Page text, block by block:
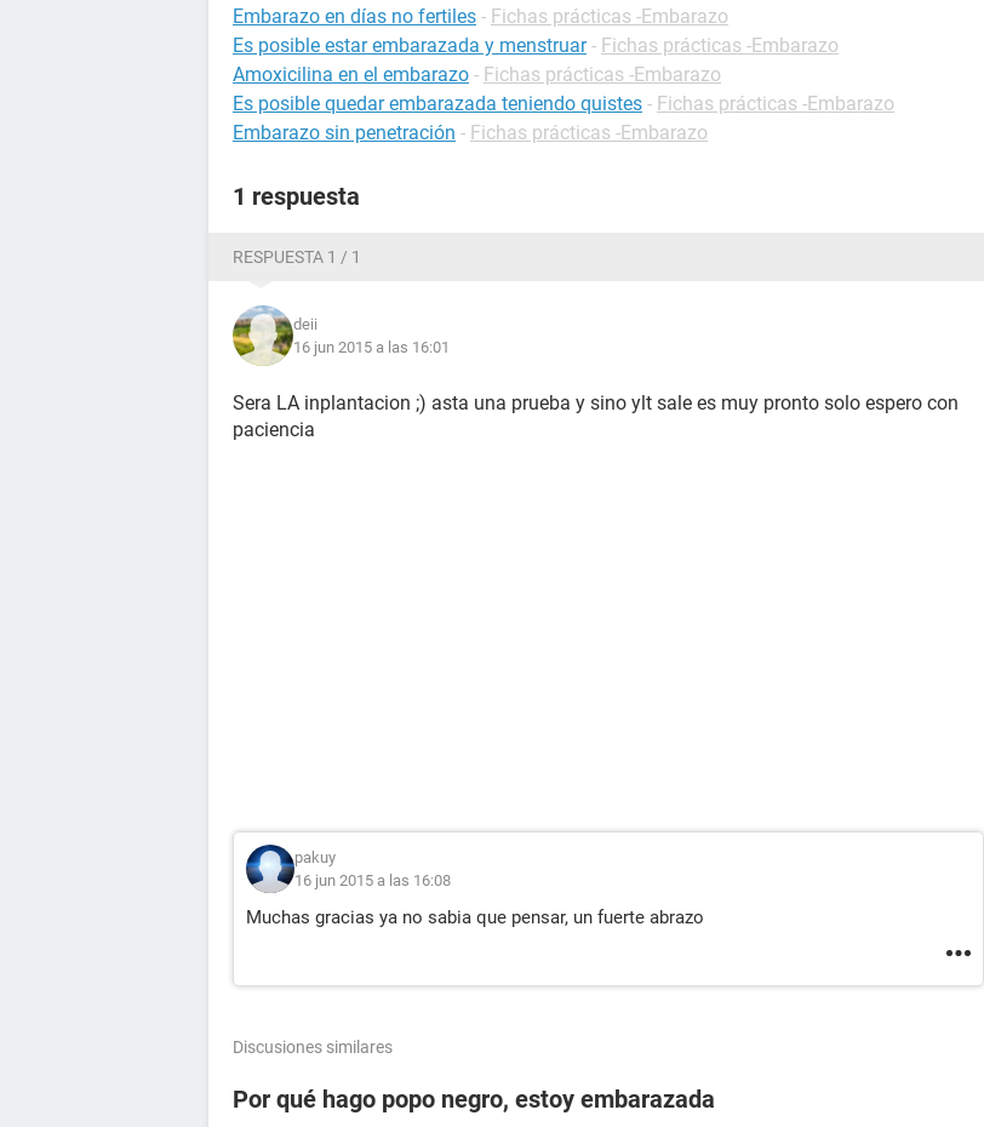
Embarazo en días no fertiles - Fichas prácticas -Embarazo
Es posible estar embarazada y menstruar - Fichas prácticas -Embarazo
Amoxicilina en el embarazo - Fichas prácticas -Embarazo
Es posible quedar embarazada teniendo quistes - Fichas prácticas -Embarazo
Embarazo sin penetración - Fichas prácticas -Embarazo
1 respuesta
RESPUESTA 1 / 1
deii
16 jun 2015 a las 16:01
Sera LA inplantacion ;) asta una prueba y sino ylt sale es muy pronto solo espero con
paciencia
pakuy
16 jun 2015 a las 16:08
Muchas gracias ya no sabia que pensar, un fuerte abrazo
Discusiones similares
Por qué hago popo negro, estoy embarazada